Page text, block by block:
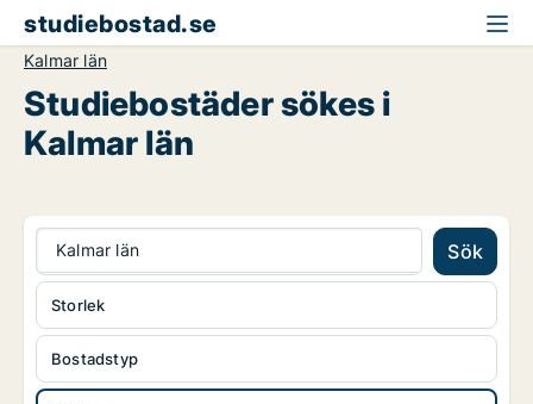
studiebostad.se
Kalmar län
Studiebostäder sökes i
Kalmar län
Kalmar län Sök
Bostadstyp
Storlek